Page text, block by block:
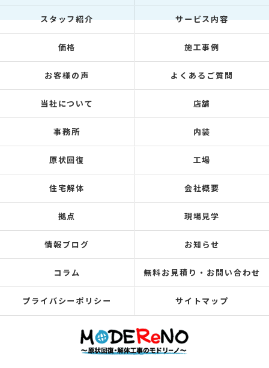
スタッフ紹介 サービス内容
価格 施工事例
お客様の声 よくあるご質問
当社について 店舗
事務所 内装
原状回復 工場
住宅解体 会社概要
拠点 現場見学
情報ブログ お知らせ
コラム 無料お見積り・お問い合わせ
プライバシーポリシー サイトマップ